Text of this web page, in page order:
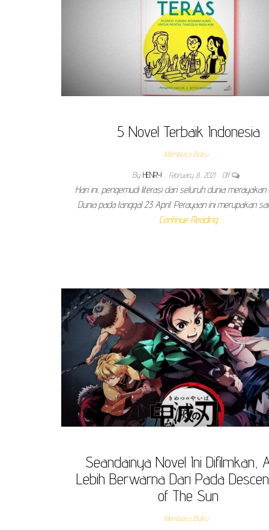
5 Novel Terbaik Indonesia
Membaca Buku
By HENRY February 8, 2021 Off
Hari ini, pengemudi literasi dari seluruh dunia merayakan
Dunia pada tanggal 23 April. Perayaan ini merupakan
Continue Reading
Seandainya Novel Ini Difilmkan,
Lebih Berwarna Dari Pada
of The Sun
Membaca Buku